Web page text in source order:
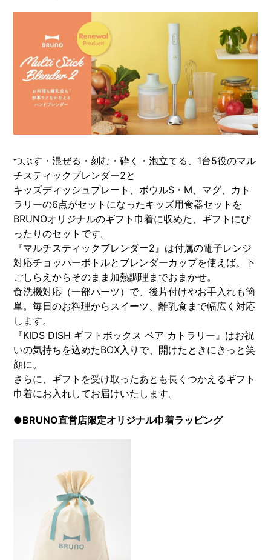
つぶす・混ぜる・刻む・砕く・泡立てる、1台5役のマル
チスティックブレンダー2と
キッズディッシュプレート、ボウルS・M、マグ、カト
ラリーの6点がセットになったキッズ用食器セットを
BRUNOオリジナルのギフト巾着に収めた、ギフトにぴ
ったりのセットです。
『マルチスティックブレンダー2』は付属の電子レンジ
対応チョッパーボトルとブレンダーカップを使えば、下
ごしらえからそのまま加熱調理までおまかせ。
食洗機対応（一部パーツ）で、後片付けやお手入れも簡
単。毎日のお料理からスイーツ、離乳食まで幅広く対応
します。
『KIDS DISH ギフトボックス ベア カトラリー』はお祝
いの気持ちを込めたBOX入りで、開けたときにきっと笑
顔に。
さらに、ギフトを受け取ったあとも長くつかえるギフト
巾着にお入れしてお届けいたします。
●BRUNO直営店限定オリジナル巾着ラッピング